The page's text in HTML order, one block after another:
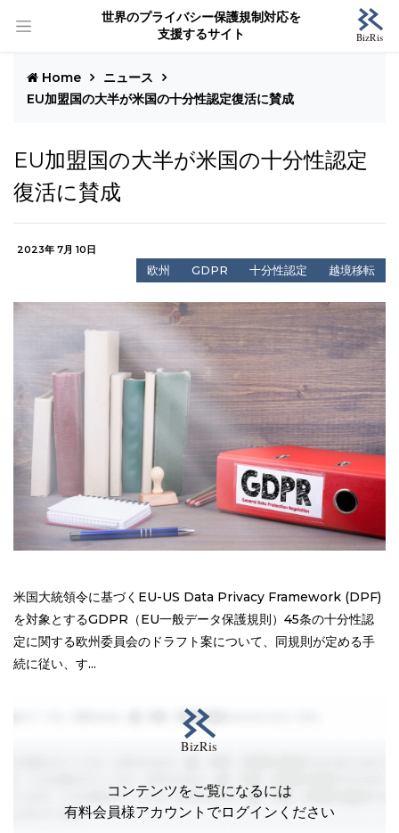
世界のプライバシー保護規制対応を
支援するサイト
Home
ニュース
EU加盟国の大半が米国の十分性認定復活に賛成
EU加盟国の大半が米国の十分性認定
復活に賛成
2023年 7月 10日
欧州 GDPR 十分性認定 越境移転
米国大統領令に基づくEU-US Data Privacy Framework (DPF)
を対象とするGDPR（EU一般データ保護規則）45条の十分性認
定に関する欧州委員会のドラフト案について、同規則が定める手
続に従い、す...
コンテンツをご覧になるには
有料会員様アカウントでログインください